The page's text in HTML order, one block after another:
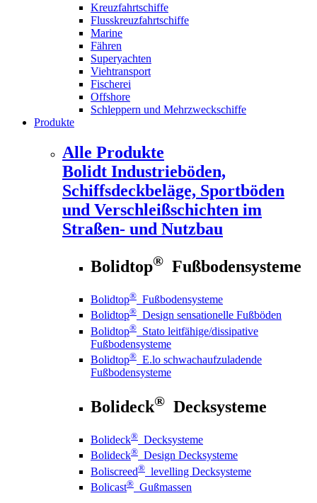
Kreuzfahrtschiffe
Flusskreuzfahrtschiffe
Marine
Fähren
Superyachten
Viehtransport
Fischerei
Offshore
Schleppern und Mehrzweckschiffe
Produkte
Alle Produkte
Bolidt Industrieböden,
Schiffsdeckbeläge, Sportböden
und Verschleißschichten im
Straßen- und Nutzbau
Bolidtop® Fußbodensysteme
Bolidtop® Fußbodensysteme
Bolidtop® Design sensationelle Fußböden
Bolidtop® Stato leitfähige/dissipative
Fußbodensysteme
Bolidtop® E.lo schwachaufzuladende
Fußbodensysteme
Bolideck® Decksysteme
Bolideck® Decksysteme
Bolideck® Design Decksysteme
Boliscreed® levelling Decksysteme
Bolicast® Gußmassen